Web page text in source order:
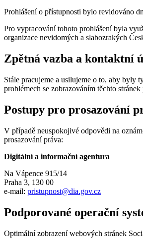
Prohlášení o přístupnosti bylo revidováno
Pro vypracování tohoto prohlášení byla
organizace nevidomých a slabozrakých
Zpětná vazba a kontaktní
Stále pracujeme a usilujeme o to, aby byly
problémech se zobrazováním těchto
Postupy pro prosazování
V případě neuspokojivé odpovědi na
prosazování práva:
Digitální a informační agentura
Na Vápence 915/14
Praha 3, 130 00
e-mail: pristupnost@dia.gov.cz
Podporované operační
Optimální zobrazení webových stránek